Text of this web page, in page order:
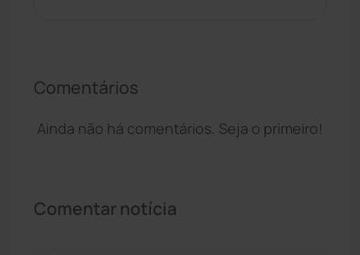
Comentários
Ainda não há comentários. Seja o primeiro!
Comentar notícia